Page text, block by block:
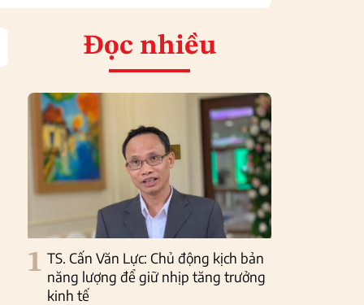
Đọc nhiều
1 TS. Cấn Văn Lực: Chủ động kịch bản
năng lượng để giữ nhịp tăng trưởng
kinh tế